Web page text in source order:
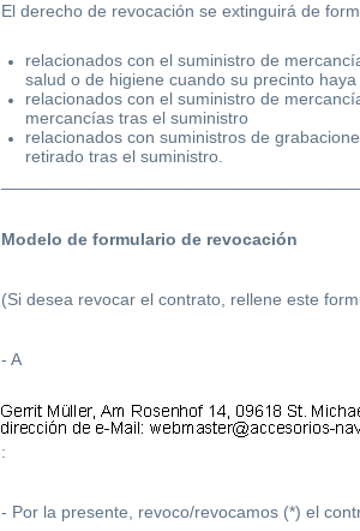
El derecho de revocación se extinguirá de
relacionados con el suministro de
salud o de higiene cuando su precinto
relacionados con el suministro de
mercancías tras el suministro
relacionados con suministros de
retirado tras el suministro
Modelo de formulario de revocación
(Si desea revocar el contrato, rellene este
- A
:
- Por la presente, revoco/revocamos (*) el